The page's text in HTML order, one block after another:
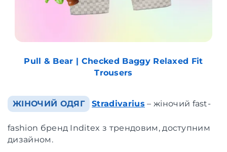
Pull & Bear | Checked Baggy Relaxed Fit
Trousers
ЖІНОЧИЙ ОДЯГ Stradivarius – жіночий fast-
fashion бренд Inditex з трендовим, доступним
дизайном.